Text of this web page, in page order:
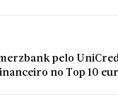
pelo
no Top 10